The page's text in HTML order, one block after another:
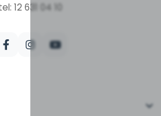
12 631 04 10